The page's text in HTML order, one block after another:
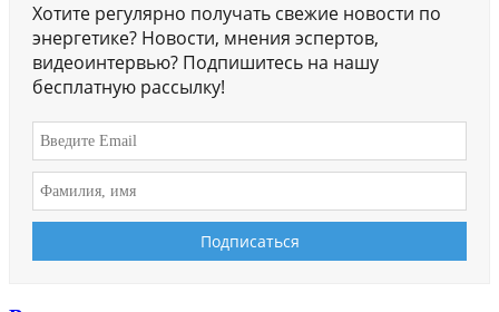
Хотите регулярно получать свежие новости по
энергетике? Новости, мнения эспертов,
видеоинтервью? Подпишитесь на нашу
бесплатную рассылку!